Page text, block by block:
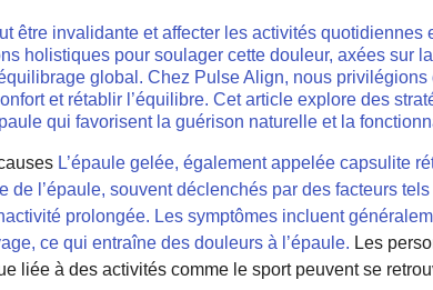
être invalidante et affecter les activités quotidiennes
holistiques pour soulager cette douleur, axées sur
global. Chez Pulse Align, nous
et rétablir l’équilibre. Cet article explore des
qui favorisent la guérison naturelle et la
L’épaule gelée, également appelée capsulite
de l’épaule, souvent déclenchés par des facteurs
prolongée. Les symptômes incluent
ce qui entraîne des douleurs à l’épaule. Les
liée à des activités comme le sport peuvent se